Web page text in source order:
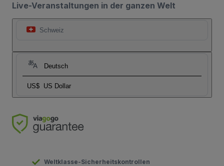
Live-Veranstaltungen in der ganzen Welt
Schweiz
Deutsch
US$ US Dollar
Weltklasse-Sicherheitskontrollen